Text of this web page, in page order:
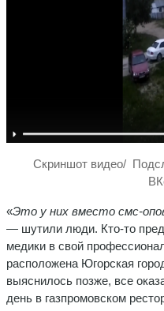
Скриншот видео/
«Это у них вместо смс-
— шутили люди. Кто-то
медики в свой
расположена Югорская
выяснилось позже, все
день в газпромовском